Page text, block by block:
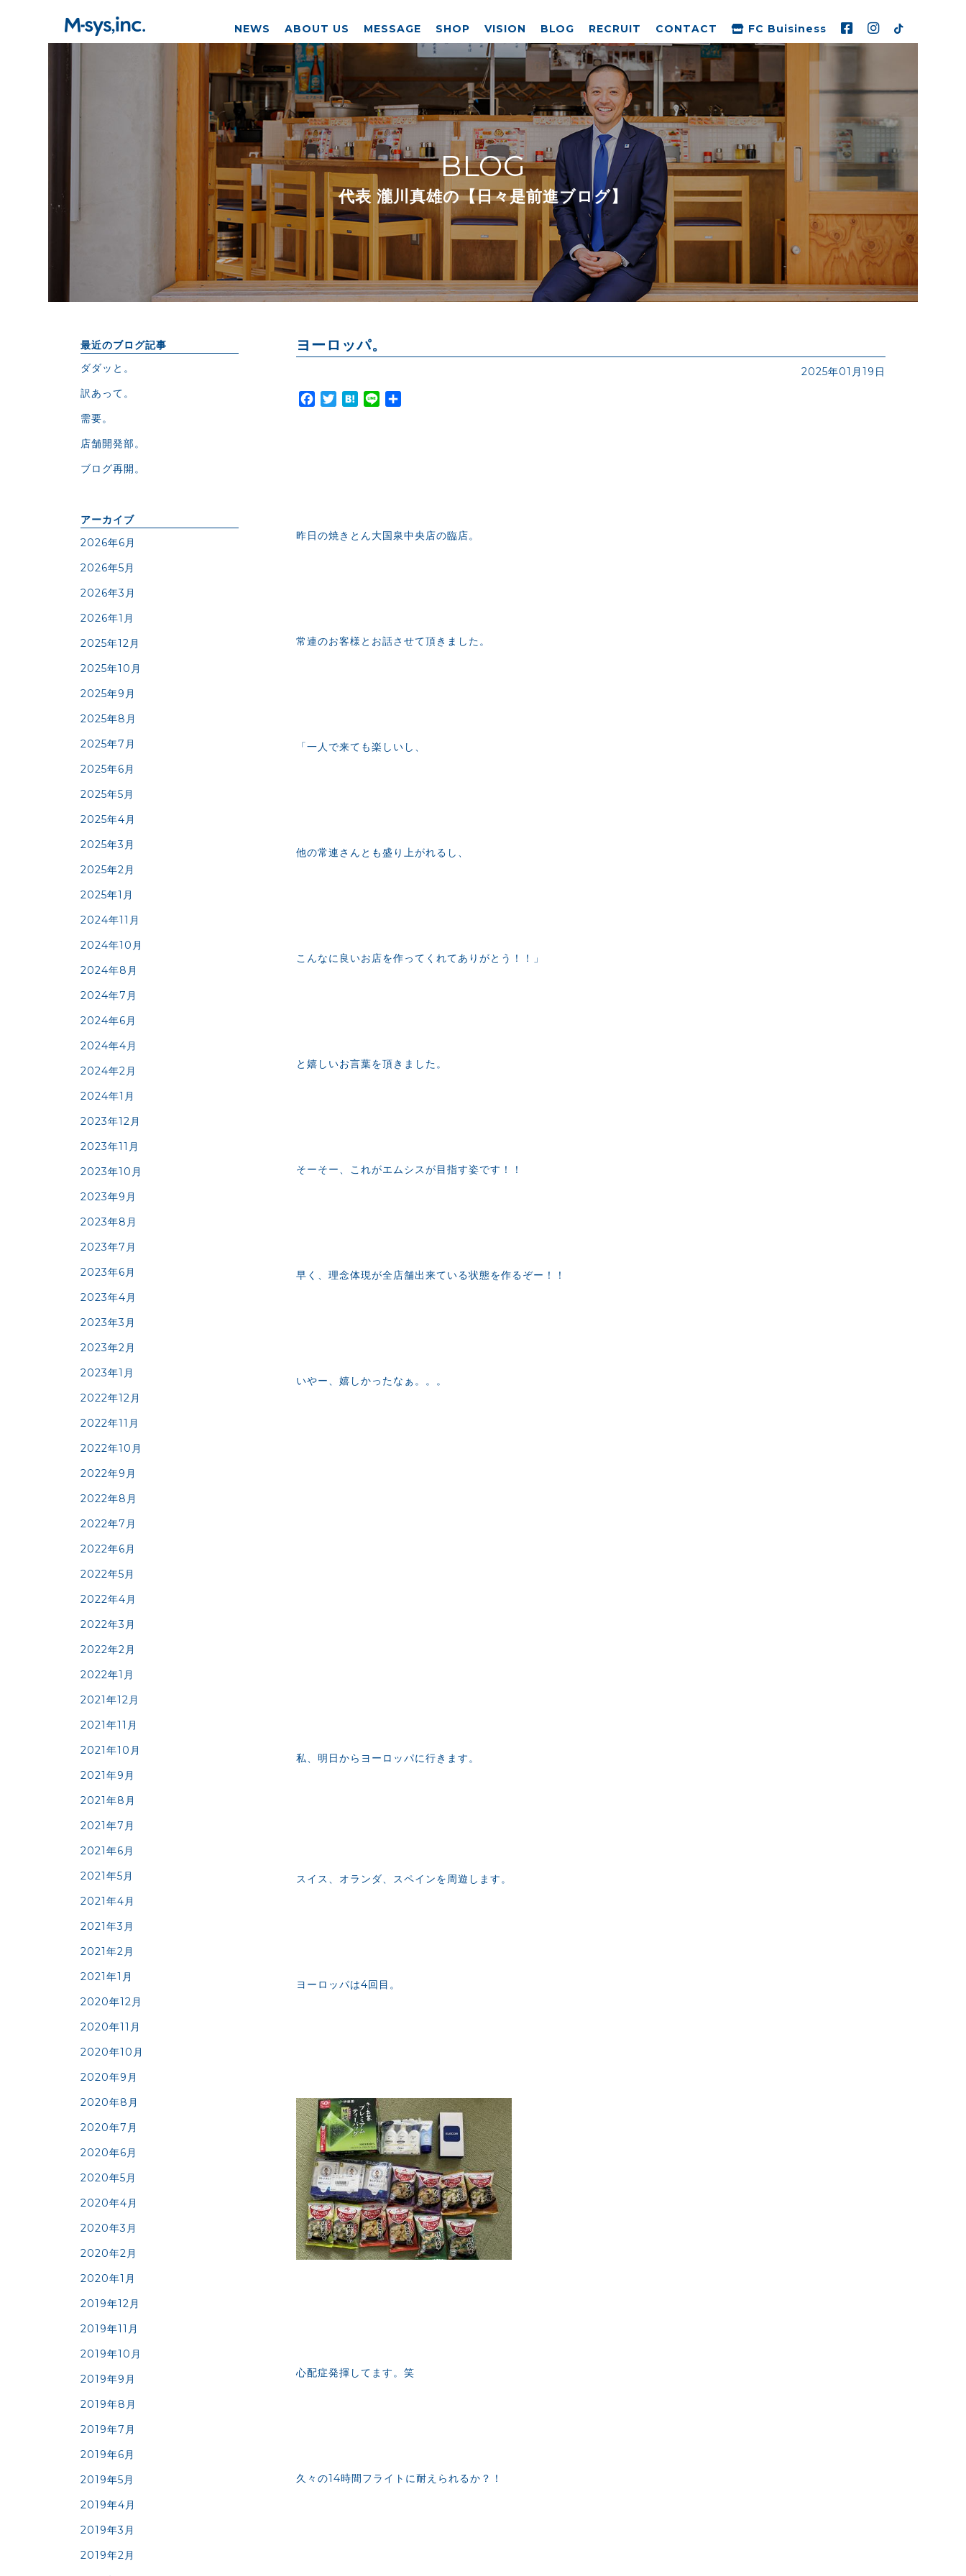
NEWS ABOUT US MESSAGE SHOP VISION BLOG RECRUIT CONTACT FC Buisiness
BLOG
代表 瀧川真雄の【日々是前進ブログ】
ヨーロッパ。
2025年01月19日
Facebook
TwitterHatena
Line
昨日の焼きとん大国泉中央店の臨店。
常連のお客様とお話させて頂きました。
「一人で来ても楽しいし、
他の常連さんとも盛り上がれるし、
こんなに良いお店を作ってくれてありがとう！！」
と嬉しいお言葉を頂きました。
そーそー、これがエムシスが目指す姿です！！
早く、理念体現が全店舗出来ている状態を作るぞー！！
いやー、嬉しかったなぁ。。。
私、明日からヨーロッパに行きます。
スイス、オランダ、スペインを周遊します。
ヨーロッパは4回目。
心配症発揮してます。笑
久々の14時間フライトに耐えられるか？！
最近のブログ記事
ダダッと。
訳あって。
需要。
店舗開発部。
ブログ再開。
アーカイブ
2026年6月
2026年5月
2026年3月
2026年1月
2025年12月
2025年10月
2025年9月
2025年8月
2025年7月
2025年6月
2025年5月
2025年4月
2025年3月
2025年2月
2025年1月
2024年11月
2024年10月
2024年8月
2024年7月
2024年6月
2024年4月
2024年2月
2024年1月
2023年12月
2023年11月
2023年10月
2023年9月
2023年8月
2023年7月
2023年6月
2023年4月
2023年3月
2023年2月
2023年1月
2022年12月
2022年11月
2022年10月
2022年9月
2022年8月
2022年7月
2022年6月
2022年5月
2022年4月
2022年3月
2022年2月
2022年1月
2021年12月
2021年11月
2021年10月
2021年9月
2021年8月
2021年7月
2021年6月
2021年5月
2021年4月
2021年3月
2021年2月
2021年1月
2020年12月
2020年11月
2020年10月
2020年9月
2020年8月
2020年7月
2020年6月
2020年5月
2020年4月
2020年3月
2020年2月
2020年1月
2019年12月
2019年11月
2019年10月
2019年9月
2019年8月
2019年7月
2019年6月
2019年5月
2019年4月
2019年3月
2019年2月